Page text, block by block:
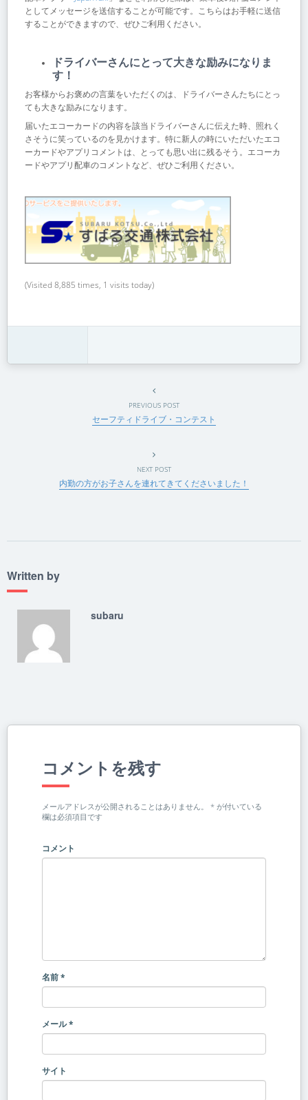
としてメッセージを送信することが可能です。こちらはお手軽に送信
することができますので、ぜひご利用ください。
ドライバーさんにとって大きな励みになりま
す！
お客様からお褒めの言葉をいただくのは、ドライバーさんたちにとっ
ても大きな励みになります。
届いたエコーカードの内容を該当ドライバーさんに伝えた時、照れく
さそうに笑っているのを見かけます。特に新人の時にいただいたエコ
ーカードやアプリコメントは、とっても思い出に残るそう。エコーカ
ードやアプリ配車のコメントなど、ぜひご利用ください。
(Visited 8,885 times, 1 visits today)
PREVIOUS POST
セーフティドライブ・コンテスト
NEXT POST
内勤の方がお子さんを連れてきてくださいました！
Written by
subaru
コメントを残す
メールアドレスが公開されることはありません。 * が付いている
欄は必須項目です
コメント
名前*
メール*
サイト